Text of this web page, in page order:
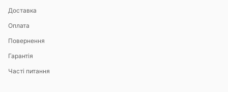
Доставка
Оплата
Повернення
Гарантія
Часті питання